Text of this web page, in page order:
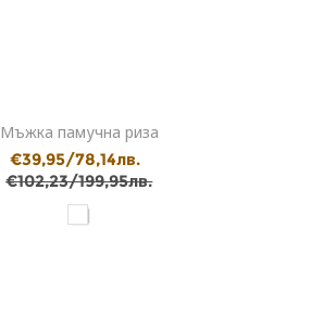
Мъжка памучна риза
€39,95/78,14лв.
€102,23/199,95лв.